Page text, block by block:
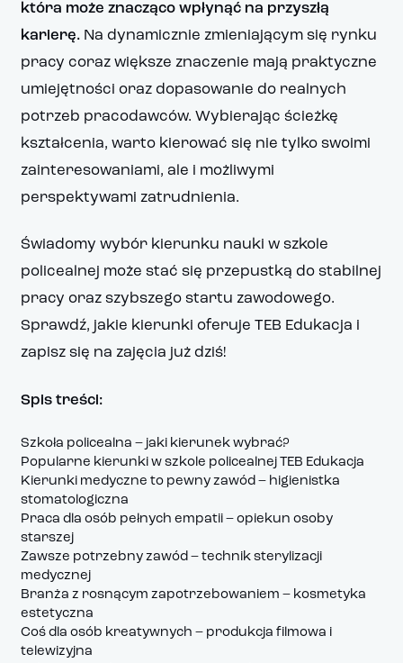
która może znacząco wpłynąć na przyszłą
karierę.Na dynamicznie zmieniającym się rynku
pracy coraz większe znaczenie mają praktyczne
umiejętności oraz dopasowanie do realnych
potrzeb pracodawców. Wybierając ścieżkę
kształcenia, warto kierować się nie tylko swoimi
zainteresowaniami, ale i możliwymi
perspektywami zatrudnienia.
Świadomy wybór kierunku nauki w szkole
policealnej może stać się przepustką do stabilnej
pracy oraz szybszego startu zawodowego.
Sprawdź, jakie kierunki oferuje TEB Edukacja i
zapisz się na zajęcia już dziś!
Spis treści:
Szkoła policealna – jaki kierunek wybrać?
Popularne kierunki w szkole policealnej TEB Edukacja
Kierunki medyczne to pewny zawód – higienistka
stomatologiczna
Praca dla osób pełnych empatii – opiekun osoby
starszej
Zawsze potrzebny zawód – technik sterylizacji
medycznej
Branża z rosnącym zapotrzebowaniem – kosmetyka
estetyczna
Coś dla osób kreatywnych – produkcja filmowa i
telewizyjna